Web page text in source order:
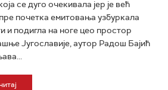
се дуго очекивала јер је већ
почетка емитовања узбуркала
и подигла на ноге цео простор
Југославије, аутор Радош Бајић